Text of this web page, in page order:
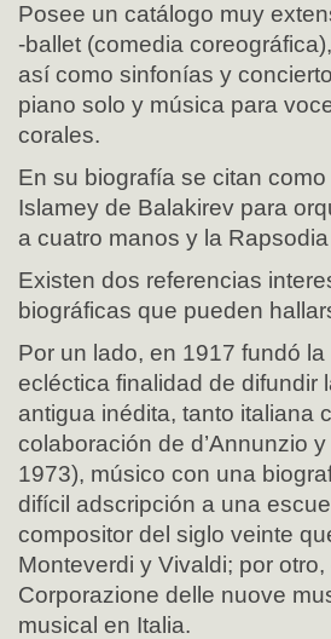
Posee un catálogo muy
-ballet (comedia
así como sinfonías y
piano solo y música para
corales.
En su biografía se citan
Islamey de Balakirev para
a cuatro manos y la
Existen dos referencias
biográficas que pueden
Por un lado, en 1917 fundó
ecléctica finalidad de difundir
antigua inédita, tanto italiana
colaboración de d’Annunzio
1973), músico con una
difícil adscripción a una
compositor del siglo veinte
Monteverdi y Vivaldi; por
Corporazione delle nuove
musical en Italia.